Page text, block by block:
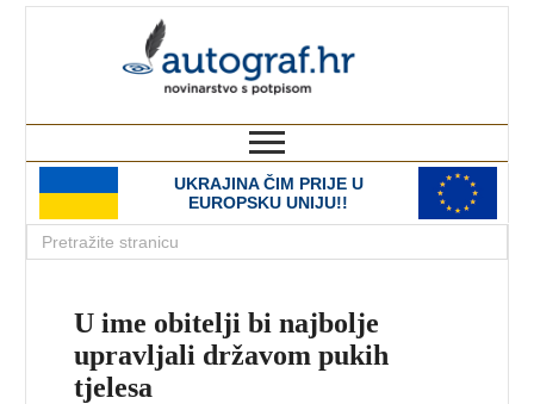
UKRAJINA ČIM PRIJE U
EUROPSKU UNIJU!!
U ime obitelji bi najbolje
upravljali državom pukih
tjelesa